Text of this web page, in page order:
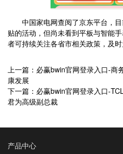
中国家电网查阅了京东平台，目
贴的活动，但尚未看到平板与智能
者可持续关注各省市相关政策，及
上一篇：必赢bwin官网登录入口-商
康发展
下一篇：必赢bwin官网登录入口-
君为高级副总裁
产品中心